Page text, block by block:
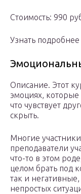
Стоимость: 990
Узнать подробнее
Описание. Этот
эмоциях,
что чувствует
скрыть.
Многие
преподаватели
что-то в этом
целом брать под
так и
непростых